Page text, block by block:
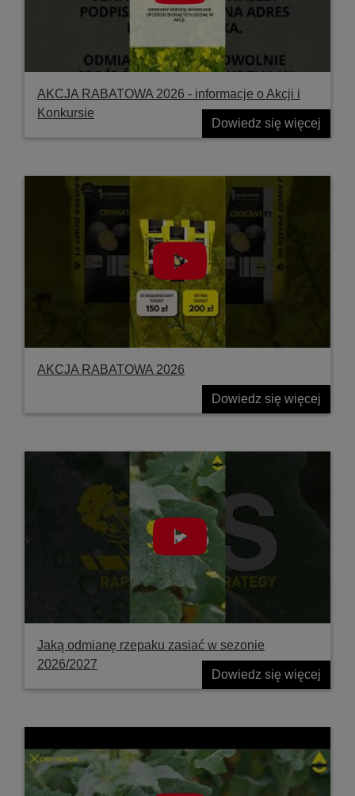
AKCJA RABATOWA 2026 - informacje o Akcji i
Konkursie
Dowiedz się więcej
AKCJA RABATOWA 2026
Dowiedz się więcej
Jaką odmianę rzepaku zasiać w sezonie
2026/2027
Dowiedz się więcej